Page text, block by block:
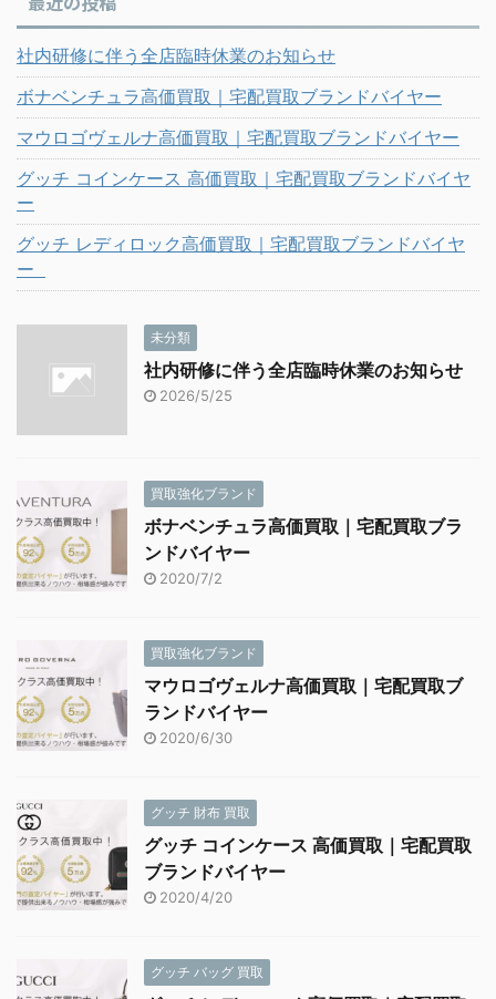
社内研修に伴う全店臨時休業のお知らせ
ボナベンチュラ高価買取｜宅配買取ブランドバイヤー
マウロゴヴェルナ高価買取｜宅配買取ブランドバイヤー
グッチ コインケース 高価買取｜宅配買取ブランドバイヤ
ー
グッチ レディロック高価買取｜宅配買取ブランドバイヤ
ー
未分類
社内研修に伴う全店臨時休業のお知らせ
2026/5/25
買取強化ブランド
ボナベンチュラ高価買取｜宅配買取ブラ
ンドバイヤー
2020/7/2
買取強化ブランド
マウロゴヴェルナ高価買取｜宅配買取ブ
ランドバイヤー
2020/6/30
グッチ 財布 買取
グッチ コインケース 高価買取｜宅配買取
ブランドバイヤー
2020/4/20
グッチ バッグ 買取